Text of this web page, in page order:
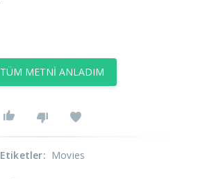
TÜM METNI ANLADIM
Etiketler: Movies